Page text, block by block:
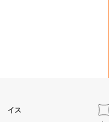
イス